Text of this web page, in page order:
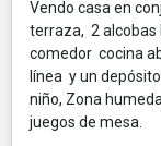
Vendo casa en
terraza, 2 alcobas
comedor cocina
línea y un
niño, Zona
juegos de mesa.